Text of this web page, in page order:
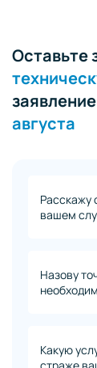
Оставьте
августа
Расскажу
вашем
Назову
Какую